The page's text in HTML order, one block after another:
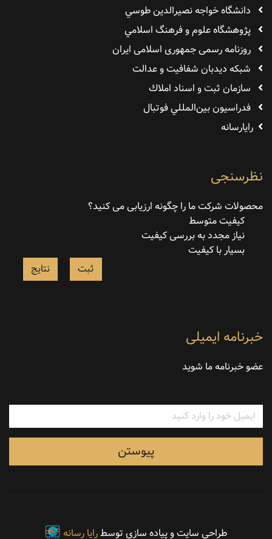
دانشگاه خواجه نصيرالدين طوسي
پژوهشگاه علوم و فرهنگ اسلامي
روزنامه رسمی جمهوری اسلامی ایران
شبکه دیدبان شفافیت و عدالت
سازمان ثبت و اسناد املاك
فدراسيون بين‌المللي فوتبال
رایارسانه
نظرسنجی
محصولات شرکت ما را چگونه ارزیابی می کنید؟
کیفیت متوسط
نیاز مجدد به بررسی کیفیت
بسیار با کیفیت
ثبت
خبرنامه ایمیلی
عضو خبرنامه ما شوید
پیوستن
طراحی سایتو پیاده سازی توسط رایا رسانه